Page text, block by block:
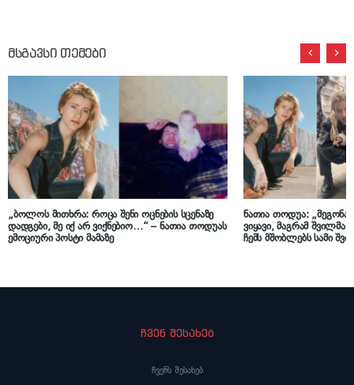
მსგავსი თემები
„ბოლოს მითხრა: როცა შენი ოცნების სცენაზე
დადგები, მე იქ არ ვიქნებიო…“ – ნათია თოდუას
ემოციური პოსტი მამაზე
ნათია თოდუა:
ვიყავი, მაგრამ
ჩემს მშობლებს სამი
ჩვენ შესახებ
ჩვენს შესახებ